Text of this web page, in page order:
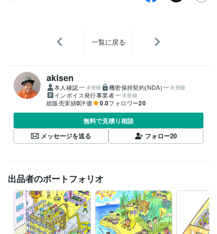
一覧に戻る
akisen
本人確認 未登録 機密保持契約(NDA) 未登録
インボイス発行事業者 未登録
総販売実績0評価 0.0フォロワー20
無料で見積り相談
メッセージを送る
フォロー20
出品者のポートフォリオ